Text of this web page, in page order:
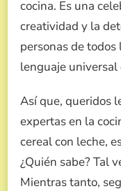
cocina. Es una
creatividad y la
personas de
lenguaje universal
Así que, queridos
expertas en la
cereal con leche,
¿Quién sabe? Tal
Mientras tanto,